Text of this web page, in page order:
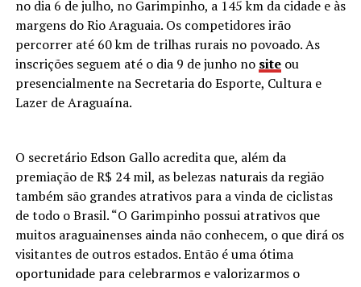
no dia 6 de julho, no Garimpinho, a 145 km da cidade e às
margens do Rio Araguaia. Os competidores irão
percorrer até 60 km de trilhas rurais no povoado. As
inscrições seguem até o dia 9 de junho no site ou
presencialmente na Secretaria do Esporte, Cultura e
Lazer de Araguaína.
O secretário Edson Gallo acredita que, além da
premiação de R$ 24 mil, as belezas naturais da região
também são grandes atrativos para a vinda de ciclistas
de todo o Brasil. “O Garimpinho possui atrativos que
muitos araguainenses ainda não conhecem, o que dirá os
visitantes de outros estados. Então é uma ótima
oportunidade para celebrarmos e valorizarmos o